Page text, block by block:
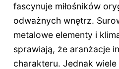
fascynuje miłośników
odważnych wnętrz.
metalowe elementy i
sprawiają, że aranżacje
charakteru. Jednak